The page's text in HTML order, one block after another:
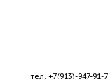
тел. +7(913)-947-91-